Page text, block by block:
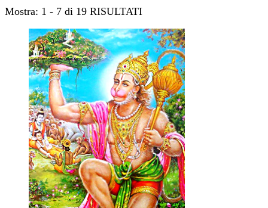
Mostra: 1 - 7 di 19 RISULTATI